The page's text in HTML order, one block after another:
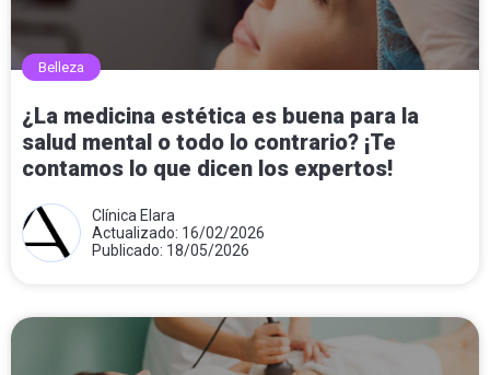
Belleza
¿La medicina estética es buena para la
salud mental o todo lo contrario? ¡Te
contamos lo que dicen los expertos!
Clínica Elara
Actualizado: 16/02/2026
Publicado: 18/05/2026